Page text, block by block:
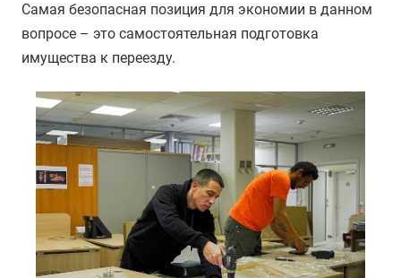
Самая безопасная позиция для экономии в данном
вопросе – это самостоятельная подготовка
имущества к переезду.